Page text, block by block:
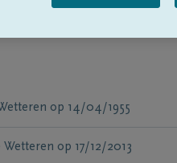
op 14/04/1955
Wetteren op 17/12/2013